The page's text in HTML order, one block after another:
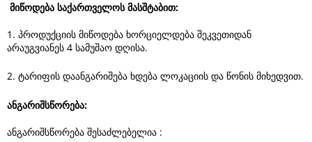
მიწოდება საქართველოსმასშტაბით:
1. პროდუქციის მიწოდება ხორციელდება შეკვეთიდან
არაუგვიანეს 4 სამუშაო დღისა.
2. ტარიფის დაანგარიშება ხდება ლოკაციის და წონის მიხედვით.
ანგარიშსწორება:
ანგარიშსწორება შესაძლებელია :